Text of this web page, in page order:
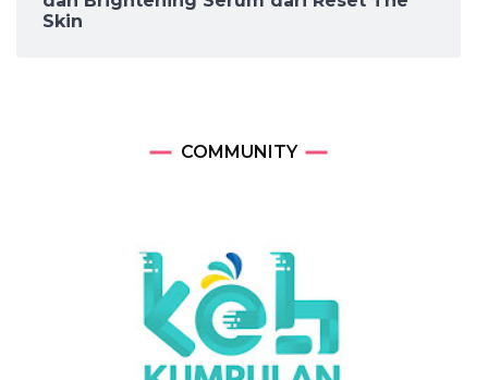
Skin
COMMUNITY